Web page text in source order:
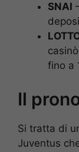
SNAI
fino a
Il
Si tratta di
Juventus